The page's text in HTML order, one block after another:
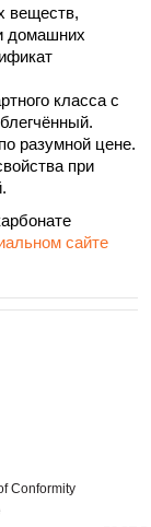
веществ,
домашних
класса с
разумной цене.
при
сайте
Conformity